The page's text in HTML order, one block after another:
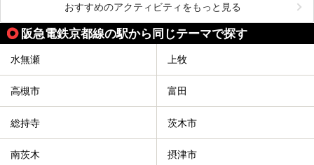
おすすめのアクティビティをもっと見る
阪急電鉄京都線の駅から同じテーマで探す
水無瀬 上牧
高槻市 富田
総持寺 茨木市
南茨木 摂津市